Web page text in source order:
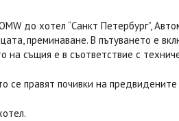
до хотел “Санкт Петербург”,
преминаване. В пътуването е
на същия е в съответствие с
се правят почивки на